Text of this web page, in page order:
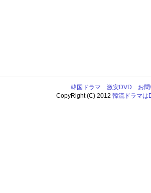
韓国ドラマ 激安DVD
お
CopyRight (C) 2012韓流ドラマは